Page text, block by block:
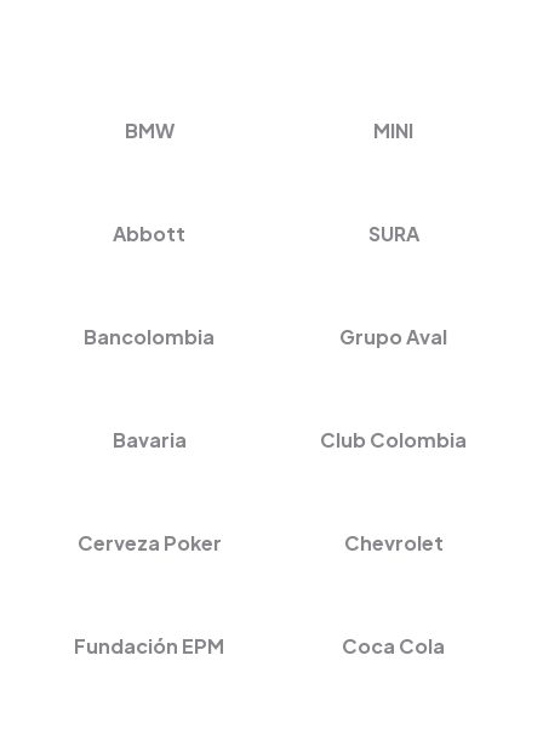
BMW MINI
Abbott SURA
Bancolombia Grupo Aval
Bavaria Club Colombia
Cerveza Poker Chevrolet
Fundación EPM Coca Cola